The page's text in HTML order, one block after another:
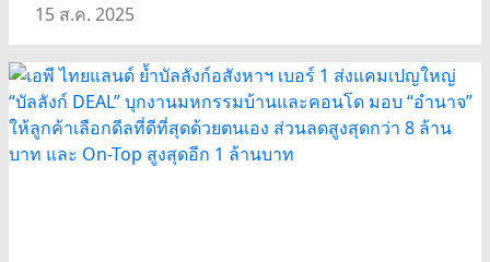
15 ส.ค. 2025